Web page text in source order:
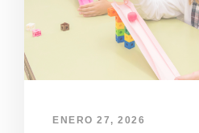
ENERO 27, 2026